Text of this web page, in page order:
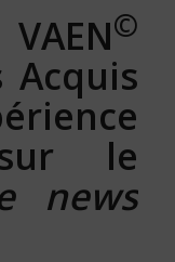
©
Acquis
le
news